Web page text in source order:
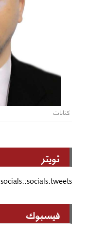
كتابات
تويتر
socials::socials.tweets
فيسبوك